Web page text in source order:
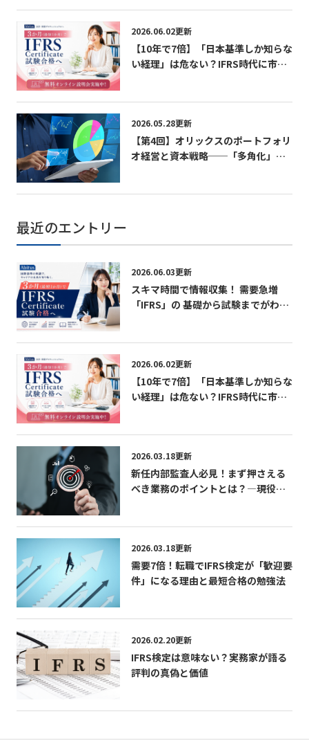
2026.06.02更新
【10年で7倍】「日本基準しか知らな
い経理」は危ない？IFRS時代に市場
2026.05.28更新
【第4回】オリックスのポートフォリ
オ経営と資本戦略──「多角化」を
最近のエントリー
2026.06.03更新
スキマ時間で情報収集！ 需要急増
「IFRS」の 基礎から試験までがわか
2026.06.02更新
【10年で7倍】「日本基準しか知らな
い経理」は危ない？IFRS時代に市場
2026.03.18更新
新任内部監査人必見！まず押さえる
べき業務のポイントとは？―現役内
2026.03.18更新
需要7倍！転職でIFRS検定が「歓迎要
件」になる理由と最短合格の勉強法
2026.02.20更新
IFRS検定は意味ない？実務家が語る
評判の真偽と価値